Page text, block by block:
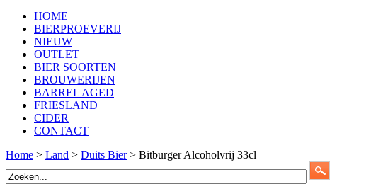
HOME
BIERPROEVERIJ
NIEUW
OUTLET
BIER SOORTEN
BROUWERIJEN
BARREL AGED
FRIESLAND
CIDER
CONTACT
Home > Land > Duits Bier> Bitburger Alcoholvrij 33cl